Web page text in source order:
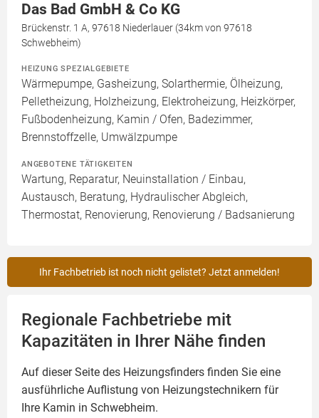
Das Bad GmbH & Co KG
Brückenstr. 1 A, 97618 Niederlauer (34km von 97618
Schwebheim)
HEIZUNG SPEZIALGEBIETE
Wärmepumpe, Gasheizung, Solarthermie, Ölheizung,
Pelletheizung, Holzheizung, Elektroheizung, Heizkörper,
Fußbodenheizung, Kamin / Ofen, Badezimmer,
Brennstoffzelle, Umwälzpumpe
ANGEBOTENE TÄTIGKEITEN
Wartung, Reparatur, Neuinstallation / Einbau,
Austausch, Beratung, Hydraulischer Abgleich,
Thermostat, Renovierung, Renovierung / Badsanierung
Ihr Fachbetrieb ist noch nicht gelistet? Jetzt anmelden!
Regionale Fachbetriebe mit
Kapazitäten in Ihrer Nähe finden
Auf dieser Seite des Heizungsfinders finden Sie eine
ausführliche Auflistung von Heizungstechnikern für
Ihre Kamin in Schwebheim.